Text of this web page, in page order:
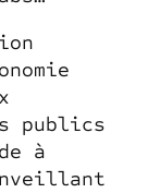
publics
à